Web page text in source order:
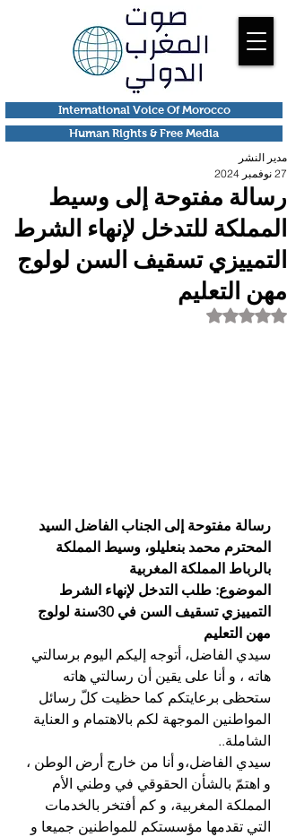
Human Rights & Free Media
International Voice Of Morocco
رسالة مفتوحة إلى وسيط
المملكة للتدخل لإنهاء الشرط
التمييزي تسقيف السن لولوج
مهن التعليم
مدير النشر
27 نوفمبر 2024
تم التقييم بـ ليس رقمًا من أصل 5 نجوم.
رسالة مفتوحة إلى الجناب الفاضل السيد
المحترم محمد بنعليلو، وسيط المملكة
بالرباط المملكة المغربية
الموضوع: طلب التدخل لإنهاء الشرط
التمييزي تسقيف السن في 30سنة لولوج
مهن التعليم
سيدي الفاضل، أتوجه إليكم اليوم برسالتي
هاته ، و أنا على يقين أن رسالتي هاته
ستحظى برعايتكم كما حظيت كلّ رسائل
المواطنين الموجهة لكم بالاهتمام و العناية
الشاملة..
سيدي الفاضل،و أنا من خارج أرض الوطن ،
و اهتمّ بالشأن الحقوقي في وطني الأم
المملكة المغربية، و كم أفتخر بالخدمات
التي تقدمها مؤسستكم للمواطنين جميعا و